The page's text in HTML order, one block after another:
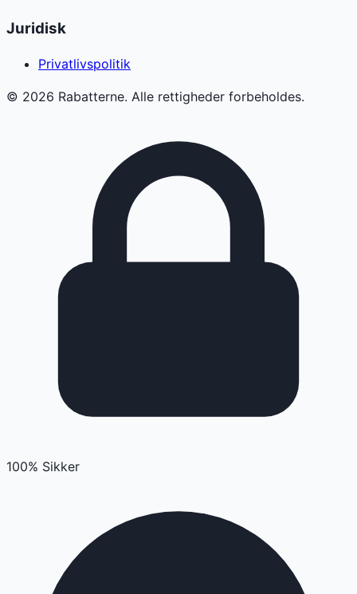
Juridisk
Privatlivspolitik
© 2026 Rabatterne. Alle rettigheder forbeholdes.
100% Sikker